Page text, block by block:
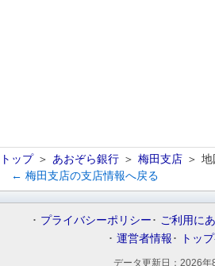
トップ あおぞら銀行 梅田支店
地
← 梅田支店の支店情報へ戻る
プライバシーポリシー ご利用に
運営者情報
トッ
データ更新日： 2026年